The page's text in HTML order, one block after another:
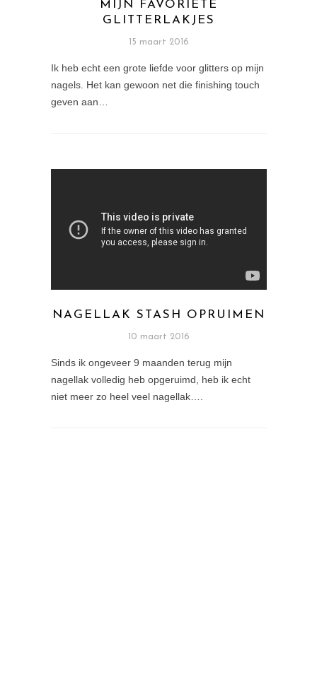
MIJN FAVORIETE
GLITTERLAKJES
15 maart 2016
Ik heb echt een grote liefde voor glitters op mijn
nagels. Het kan gewoon net die finishing touch
geven aan…
NAGELLAK STASH OPRUIMEN
10 maart 2016
Sinds ik ongeveer 9 maanden terug mijn
nagellak volledig heb opgeruimd, heb ik echt
niet meer zo heel veel nagellak….